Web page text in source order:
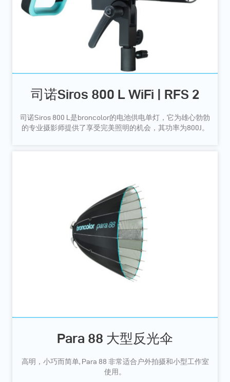
司诺Siros 800 L WiFi | RFS 2
司诺Siros 800 L是broncolor的电池供电单灯，它为雄心勃勃
的专业摄影师提供了享受完美照明的机会，其功率为800J。
Para 88 大型反光伞
高明，小巧而简单, Para 88 非常适合户外拍摄和小型工作室
使用。